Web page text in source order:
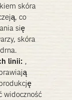
skóra
co
się
skóra
linii: ,
widoczność